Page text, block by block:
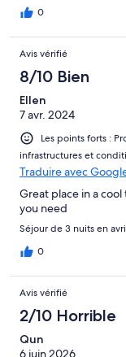
0
Avis vérifié
8/10 Bien
Ellen
7 avr. 2024
Les points forts :
infrastructures et
Traduire avec
Great place in a
you need
Séjour de 3 nuits en
0
Avis vérifié
2/10 Horrible
Qun
6 juin 2026